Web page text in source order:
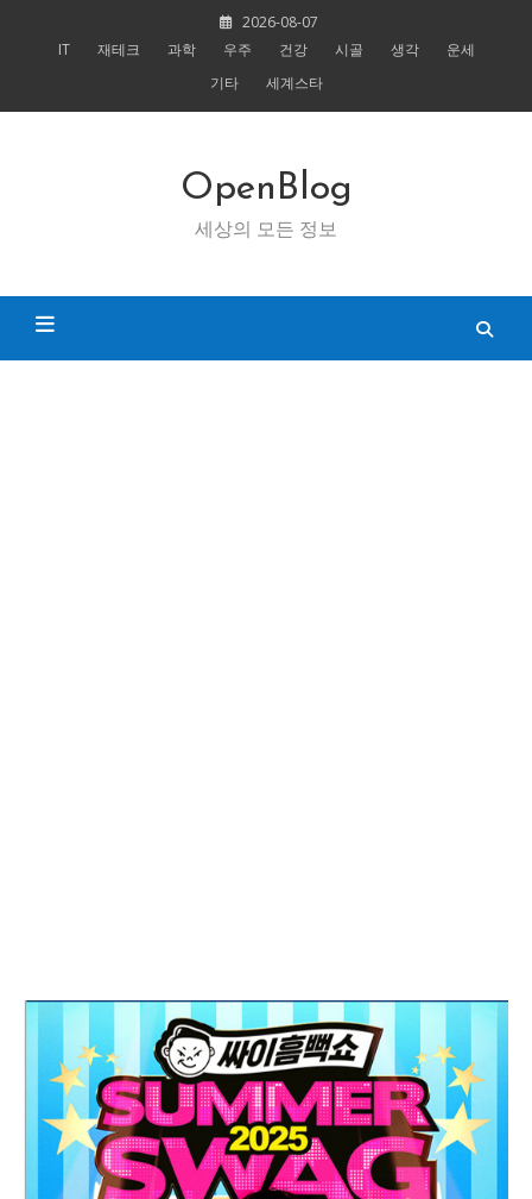
2026-08-07
IT
재테크 과학 우주 건강 시골 생각
운세
기타
세계스타
OpenBlog
세상의 모든 정보